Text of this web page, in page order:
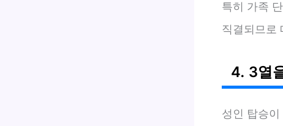
특히 가족
직결되므로
4. 3열
성인 탑승